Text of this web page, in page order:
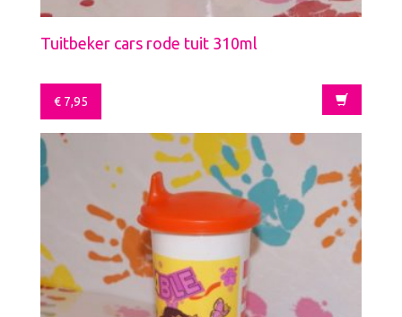
Tuitbeker cars rode tuit 310ml
€ 7,95